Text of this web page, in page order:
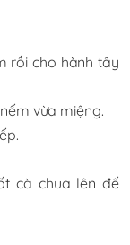
rồi cho hành tây
vừa miệng.
cà chua lên đế